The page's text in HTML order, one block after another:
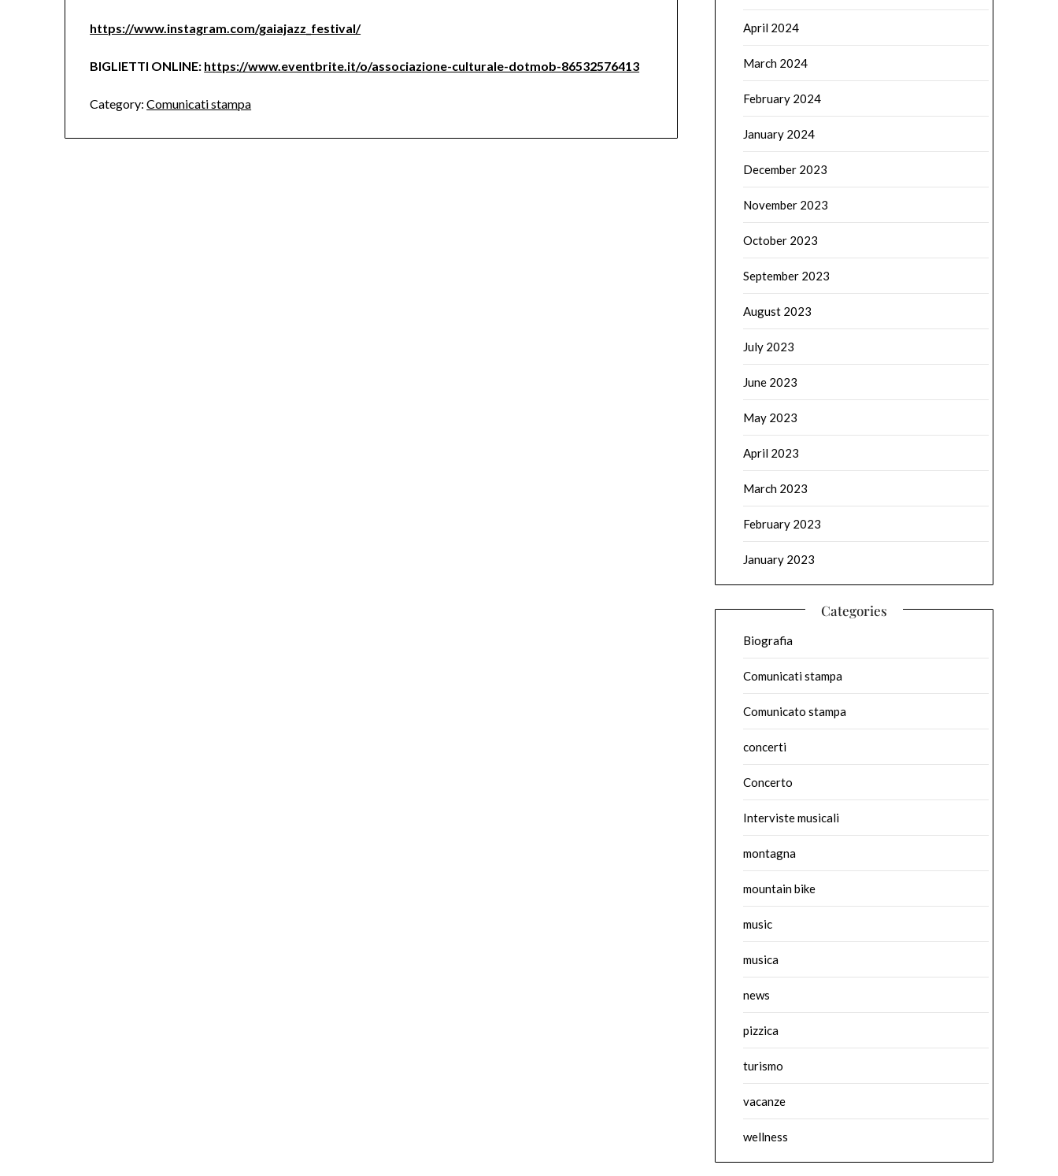
https://www.instagram.com/gaiajazz_festival/
BIGLIETTI ONLINE: https://www.eventbrite.it/o/associazione-culturale-dotmob-86532576413
Category: Comunicati stampa
April 2024
March 2024
February 2024
January 2024
December 2023
November 2023
October 2023
September 2023
August 2023
July 2023
June 2023
May 2023
April 2023
March 2023
February 2023
January 2023
Categories
Biografia
Comunicati stampa
Comunicato stampa
concerti
Concerto
Interviste musicali
montagna
mountain bike
music
musica
news
pizzica
turismo
vacanze
wellness